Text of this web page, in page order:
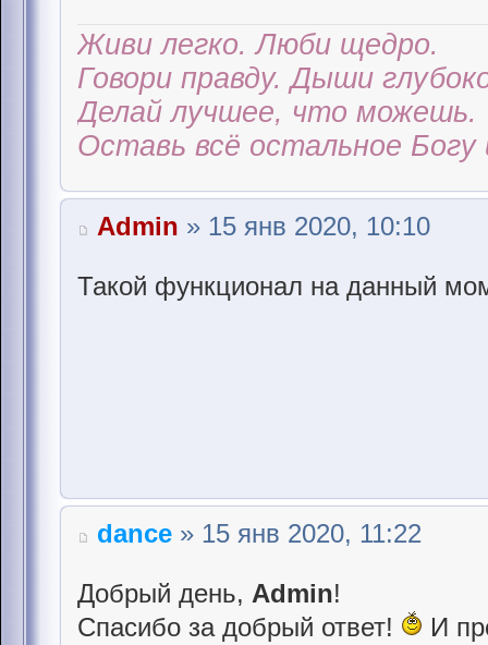
Живи легко. Люби щедро.
Говори правду. Дыши
Делай лучшее, что можешь.
Оставь всё остальное Богу
Admin » 15 янв 2020, 10:10
Такой функционал на данный
dance » 15 янв 2020, 11:22
Добрый день, Admin!
Спасибо за добрый ответ!
И